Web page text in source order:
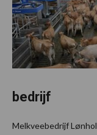
bedrijf
Melkveebedrijf